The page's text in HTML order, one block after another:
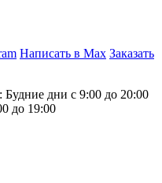
Написать в Max Заказать
дни с 9:00 до 20:00
до 19:00